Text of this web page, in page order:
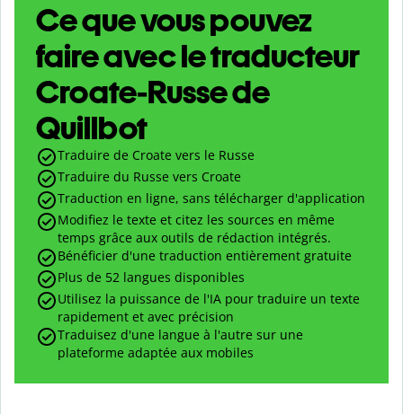
Ce que vous pouvez
faire avec le traducteur
Croate-Russe de
Quillbot
Traduire de Croate vers le Russe
Traduire du Russe vers Croate
Traduction en ligne, sans télécharger d'application
Modifiez le texte et citez les sources en même
temps grâce aux outils de rédaction intégrés.
Bénéficier d'une traduction entièrement gratuite
Plus de 52 langues disponibles
Utilisez la puissance de l'IA pour traduire un texte
rapidement et avec précision
Traduisez d'une langue à l'autre sur une
plateforme adaptée aux mobiles